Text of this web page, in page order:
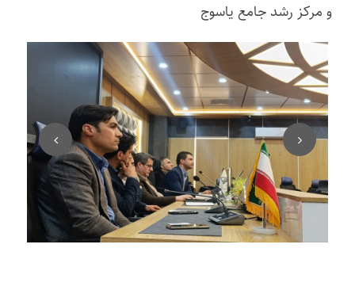
و مرکز رشد جامع یاسوج